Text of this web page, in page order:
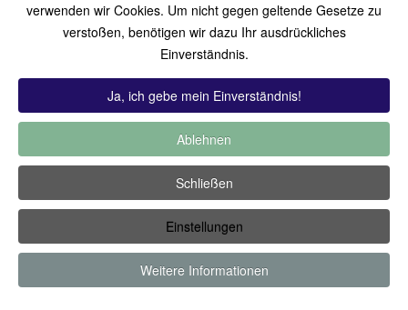
An einen Freund senden
Bitte loggen Sie sich zuerst ein...
-Zuletzt hinzugekommen
kommentiert-Meist gesehen
Copyright ©2019 by Thomas Füssler
verwenden wir Cookies. Um nicht gegen geltende Gesetze zu
verstoßen, benötigen wir dazu Ihr ausdrückliches
Einverständnis.
Ja, ich gebe mein Einverständnis!
Ablehnen
Schließen
Einstellungen
Weitere Informationen